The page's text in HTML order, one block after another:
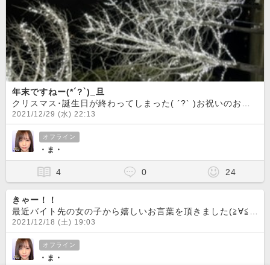
年末ですねー(*´?`)_旦
2021/12/29 (水) 22:13
オフライン
・ま・
4 0 24
きゃー！！
2021/12/18 (土) 19:03
オフライン
・ま・